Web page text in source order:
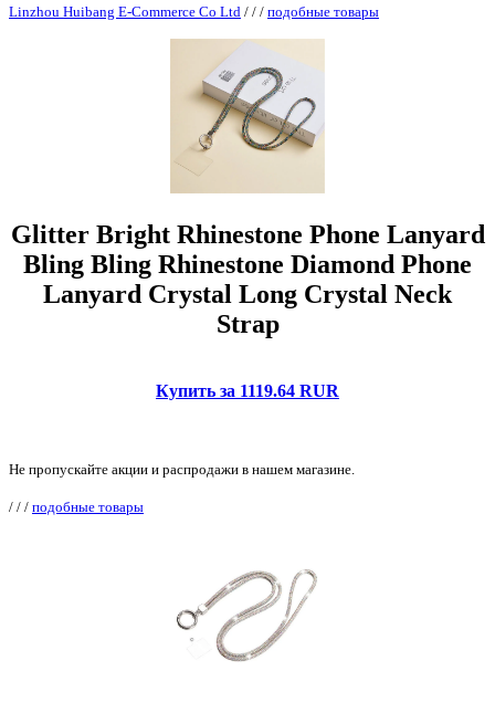
Linzhou Huibang E-Commerce Co Ltd / / / подобные товары
Glitter Bright Rhinestone Phone Lanyard
Bling Bling Rhinestone Diamond Phone
Lanyard Crystal Long Crystal Neck
Strap
Купить за 1119.64 RUR
Не пропускайте акции и распродажи в нашем магазине.
/ / / подобные товары